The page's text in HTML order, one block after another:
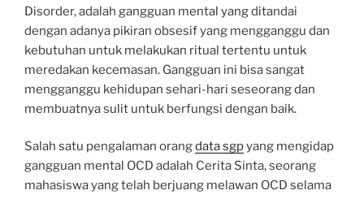
Disorder, adalah gangguan mental yang ditandai
dengan adanya pikiran obsesif yang mengganggu dan
kebutuhan untuk melakukan ritual tertentu untuk
meredakan kecemasan. Gangguan ini bisa sangat
mengganggu kehidupan sehari-hari seseorang dan
membuatnya sulit untuk berfungsi dengan baik.
Salah satu pengalaman orangdata sgpyang mengidap
gangguan mental OCD adalah Cerita Sinta, seorang
mahasiswa yang telah berjuang melawan OCD selama